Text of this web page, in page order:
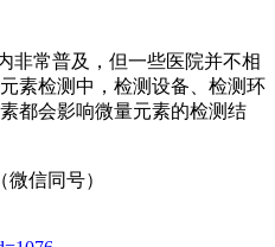
非常普及，但一些医院并不相
素检测中，检测设备、检测环
都会影响微量元素的检测结
微信同号）